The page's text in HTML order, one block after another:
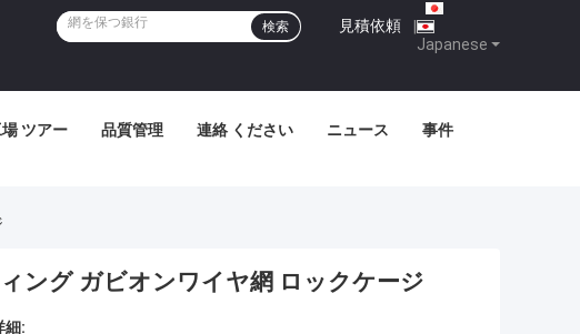
Japanese
見積依頼 |
検索
ツアー 品質管理 連絡 ください ニュース 事件
ング ガビオンワイヤ網 ロックケージ
細: